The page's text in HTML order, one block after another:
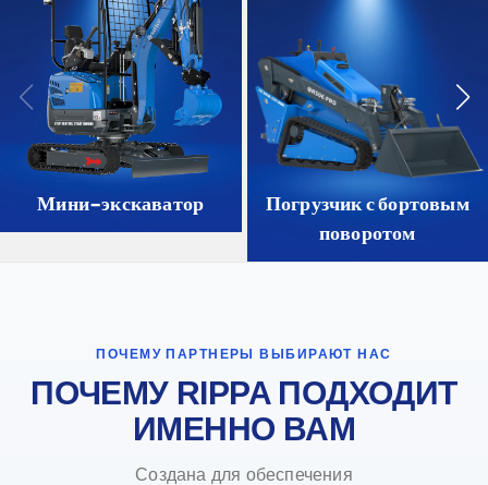
Мини-экскаватор
Погрузчик с бортовым
поворотом
ПОЧЕМУ ПАРТНЕРЫ ВЫБИРАЮТ НАС
ПОЧЕМУ RIPPA ПОДХОДИТ
ИМЕННО ВАМ
Создана для обеспечения